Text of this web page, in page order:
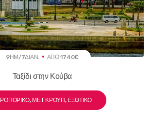
9ΗΜ/7ΔΙΑΝ. ΑΠΌ 1740€
Ταξίδι στην Κούβα
ΜΕ ΓΚΡΟΥΠ, ΕΞΩΤΙΚΌ